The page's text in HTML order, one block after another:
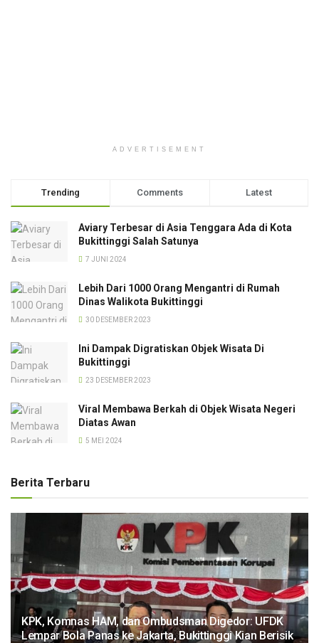
ADVERTISEMENT
Trending Comments Latest
Aviary Terbesar di Asia Tenggara Ada di Kota
Bukittinggi Salah Satunya
7 JUNI 2024
Lebih Dari 1000 Orang Mengantri di Rumah
Dinas Walikota Bukittinggi
30 DESEMBER 2023
Ini Dampak Digratiskan Objek Wisata Di
Bukittinggi
23 DESEMBER 2023
Viral Membawa Berkah di Objek Wisata Negeri
Diatas Awan
5 MEI 2024
Berita Terbaru
KPK, Komnas HAM, dan Ombudsman Digedor: UFDK
Lempar Bola Panas ke Jakarta, Bukittinggi Kian Berisik